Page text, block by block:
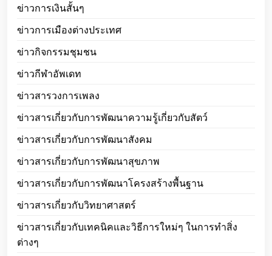
ข่าวการเงินสั้นๆ
ข่าวการเมืองต่างประเทศ
ข่าวกิจกรรมชุมชน
ข่าวกีฬาอัพเดท
ข่าวสารวงการเพลง
ข่าวสารเกี่ยวกับการพัฒนาความรู้เกี่ยวกับสัตว์
ข่าวสารเกี่ยวกับการพัฒนาสังคม
ข่าวสารเกี่ยวกับการพัฒนาสุขภาพ
ข่าวสารเกี่ยวกับการพัฒนาโครงสร้างพื้นฐาน
ข่าวสารเกี่ยวกับวิทยาศาสตร์
ข่าวสารเกี่ยวกับเทคนิคและวิธีการใหม่ๆ ในการทำสิ่ง
ต่างๆ